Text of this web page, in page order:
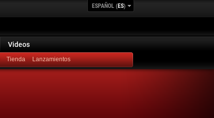
ESPAÑOL (ES)
Videos
Lanzamientos